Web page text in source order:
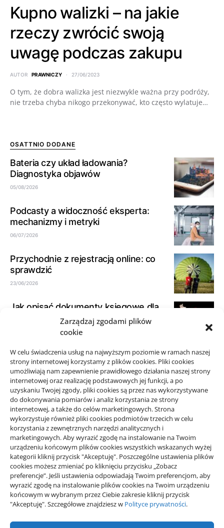
Zarządzaj zgodami plików
cookie
W celu świadczenia usług na najwyższym poziomie w ramach naszej
strony internetowej korzystamy z plików cookies. Pliki cookies
umożliwiają nam zapewnienie prawidłowego działania naszej strony
internetowej oraz realizację podstawowych jej funkcji, a po
uzyskaniu Twojej zgody, pliki cookies są przez nas wykorzystywane
do dokonywania pomiarów i analiz korzystania ze strony
internetowej, a także do celów marketingowych. Strona
wykorzystuje również pliki cookies podmiotów trzecich w celu
korzystania z zewnętrznych narzędzi analitycznych i
marketingowych. Aby wyrazić zgodę na instalowanie na Twoim
urządzeniu końcowym plików cookies wszystkich wskazanych wyżej
kategorii kliknij przycisk "Akceptuję". Poszczególne ustawienia plików
cookies możesz zmieniać po kliknięciu przycisku „Zobacz
preferencje”. Jeśli ustawienia odpowiadają Twoim preferencjom, aby
wyrazić zgodę na instalowanie plików cookies na Twoim urządzeniu
końcowym w wybranym przez Ciebie zakresie kliknij przycisk
"Akceptuję". Szczegółowe znajdziesz w Polityce prywatności.
Kupno walizki – na jakie
rzeczy zwrócić swoją
uwagę podczas zakupu
AUTOR PRAWNICZY 27/06/2023
O tym, że dobra walizka jest niezwykle ważna przy podróży,
nie trzeba chyba nikogo przekonywać, kto często wylatuje…
OSATTNIO DODANE
Bateria czy układ ładowania?
Diagnostyka objawów
05/08/2026
Podcasty a widoczność eksperta:
mechanizmy i metryki
06/07/2026
Przychodnie z rejestracją online: co
sprawdzić
23/06/2026
Jak opisać dokumenty księgowe dla
biura rachunkowego
Jak spokojnie zaplanować przejazd
taxi w okolicy Starego Sącza
15/06/2026
Projekty domów Rzeszów
wizytówki nap